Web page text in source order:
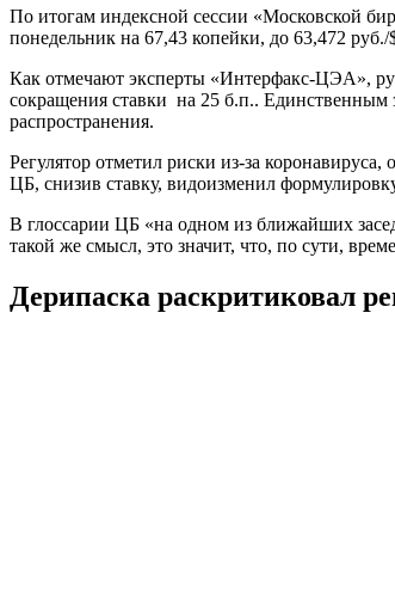
По итогам индексной сессии «Московской
понедельник на 67,43 копейки, до 63,472
Как отмечают эксперты «Интерфакс-ЦЭА»,
сокращения ставки на 25 б.п.. Единственным
распространения.
Регулятор отметил риски из-за
ЦБ, снизив ставку, видоизменил
В глоссарии ЦБ «на одном из ближайших
такой же смысл, это значит, что, по сути,
Дерипаска раскритиковал